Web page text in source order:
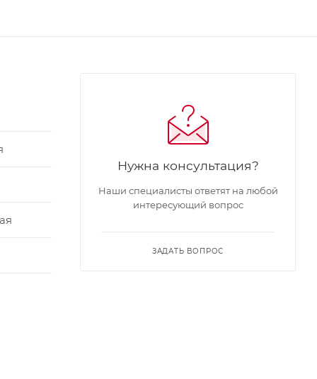
Нужна консультация?
Наши специалисты ответят на любой
интересующий вопрос
ЗАДАТЬ ВОПРОС